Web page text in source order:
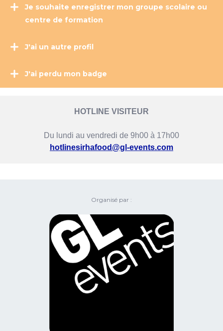
Je souhaite enregistrer mon groupe scolaire ou
centre de formation
J'ai un autre profil
J'ai perdu mon badge
HOTLINE VISITEUR
Du lundi au vendredi de 9h00 à 17h00
hotlinesirhafood@gl-events.com
Organisé par :